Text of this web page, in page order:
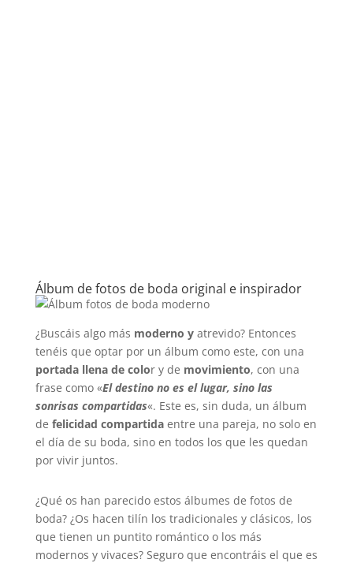
Álbum de fotos de boda original e inspirador
¿Buscáis algo más moderno y atrevido? Entonces
tenéis que optar por un álbum como este, con una
portada llena de color y de movimiento, con una
frase como «El destino no es el lugar, sino las
sonrisas compartidas«. Este es, sin duda, un álbum
de felicidad compartidaentre una pareja, no solo en
el día de su boda, sino en todos los que les quedan
por vivir juntos.
¿Qué os han parecido estos álbumes de fotos de
boda? ¿Os hacen tilín los tradicionales y clásicos, los
que tienen un puntito romántico o los más
modernos y vivaces? Seguro que encontráis el que es